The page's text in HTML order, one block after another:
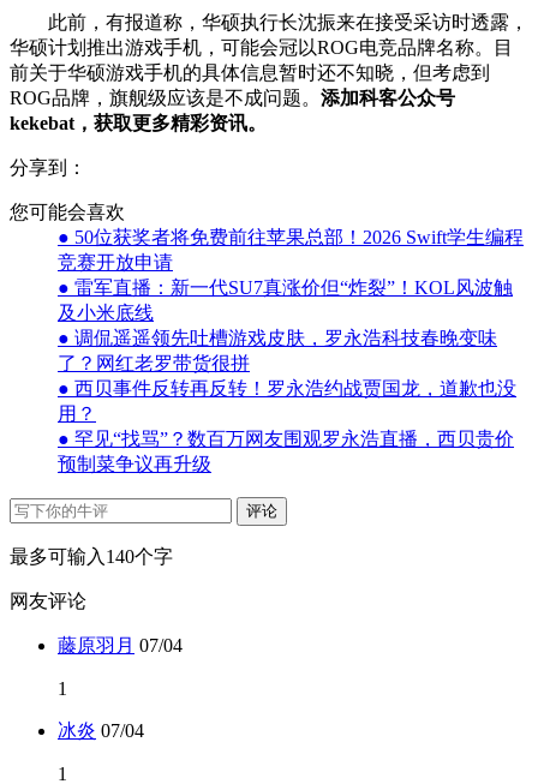
此前，有报道称，华硕执行长沈振来在接受采访时透露，
华硕计划推出游戏手机，可能会冠以ROG电竞品牌名称。目
前关于华硕游戏手机的具体信息暂时还不知晓，但考虑到
ROG品牌，旗舰级应该是不成问题。 添加科客公众号
kekebat，获取更多精彩资讯。
分享到：
您可能会喜欢
● 50位获奖者将免费前往苹果总部！2026 Swift学生编程
竞赛开放申请
● 雷军直播：新一代SU7真涨价但“炸裂”！KOL风波触
及小米底线
● 调侃遥遥领先吐槽游戏皮肤，罗永浩科技春晚变味
了？网红老罗带货很拼
● 西贝事件反转再反转！罗永浩约战贾国龙，道歉也没
用？
● 罕见“找骂”？数百万网友围观罗永浩直播，西贝贵价
预制菜争议再升级
评论
最多可输入140个字
网友评论
藤原羽月 07/04
1
冰炎 07/04
1